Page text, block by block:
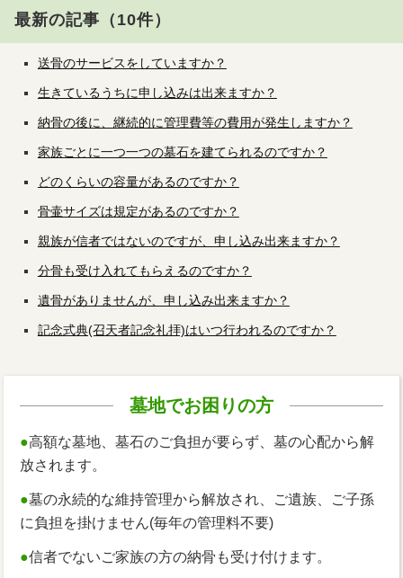
最新の記事（10件）
送骨のサービスをしていますか？
生きているうちに申し込みは出来ますか？
納骨の後に、継続的に管理費等の費用が発生しますか？
家族ごとに一つ一つの墓石を建てられるのですか？
どのくらいの容量があるのですか？
骨壷サイズは規定があるのですか？
親族が信者ではないのですが、申し込み出来ますか？
分骨も受け入れてもらえるのですか？
遺骨がありませんが、申し込み出来ますか？
記念式典(召天者記念礼拝)はいつ行われるのですか？
墓地でお困りの方
●高額な墓地、墓石のご負担が要らず、墓の心配から解
放されます。
●墓の永続的な維持管理から解放され、ご遺族、ご子孫
に負担を掛けません(毎年の管理料不要)
●信者でないご家族の方の納骨も受け付けます。